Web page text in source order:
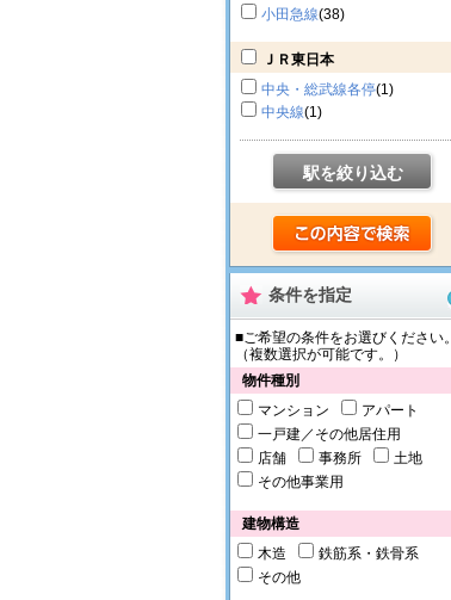
小田急線(38)
ＪＲ東日本
中央・総武線各停(1)
中央線(1)
駅を絞り込む
条件を指定
■ご希望の条件をお選びください。
（複数選択が可能です。）
物件種別
マンション
アパート
一戸建／その他居住用
店舗
事務所
土地
その他事業用
建物構造
木造
鉄筋系・鉄骨系
その他